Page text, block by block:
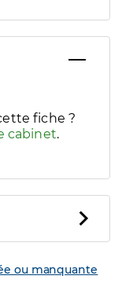
besoins
fiche ?
cabinet.
ou manquante